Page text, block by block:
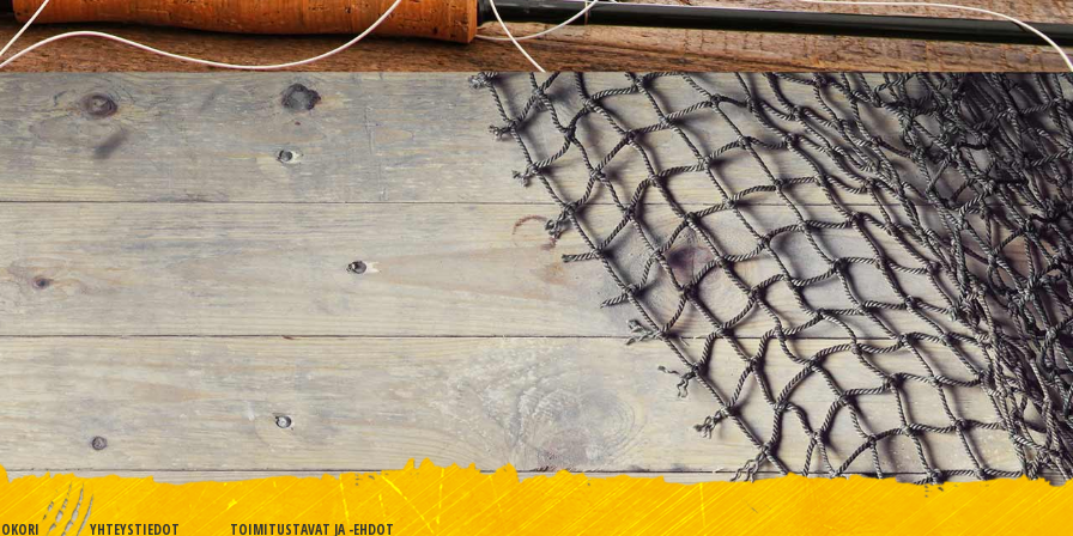
YHTEYSTIEDOT TOIMITUSTAVAT JA -EHDOT